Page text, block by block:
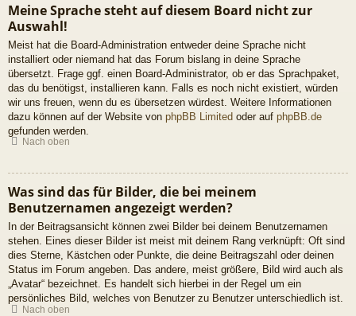
Meine Sprache steht auf diesem Board nicht zur
Auswahl!
Meist hat die Board-Administration entweder deine Sprache nicht
installiert oder niemand hat das Forum bislang in deine Sprache
übersetzt. Frage ggf. einen Board-Administrator, ob er das Sprachpaket,
das du benötigst, installieren kann. Falls es noch nicht existiert, würden
wir uns freuen, wenn du es übersetzen würdest. Weitere Informationen
dazu können auf der Website von phpBB Limited oder auf phpBB.de
gefunden werden.
Nach oben
Was sind das für Bilder, die bei meinem
Benutzernamen angezeigt werden?
In der Beitragsansicht können zwei Bilder bei deinem Benutzernamen
stehen. Eines dieser Bilder ist meist mit deinem Rang verknüpft: Oft sind
dies Sterne, Kästchen oder Punkte, die deine Beitragszahl oder deinen
Status im Forum angeben. Das andere, meist größere, Bild wird auch als
„Avatar“ bezeichnet. Es handelt sich hierbei in der Regel um ein
persönliches Bild, welches von Benutzer zu Benutzer unterschiedlich ist.
Nach oben